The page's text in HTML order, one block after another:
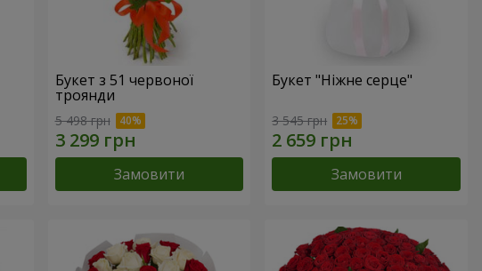
Букет з 51 червоної
троянди
5 498 грн
Замовити
Букет "Ніжне серце"
3 545 грн
Замовити